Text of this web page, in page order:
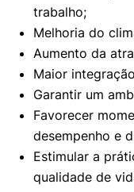
trabalho;
Melhoria do
Aumento da
Maior
Garantir um
Favorecer
desempenho e
Estimular a
qualidade de